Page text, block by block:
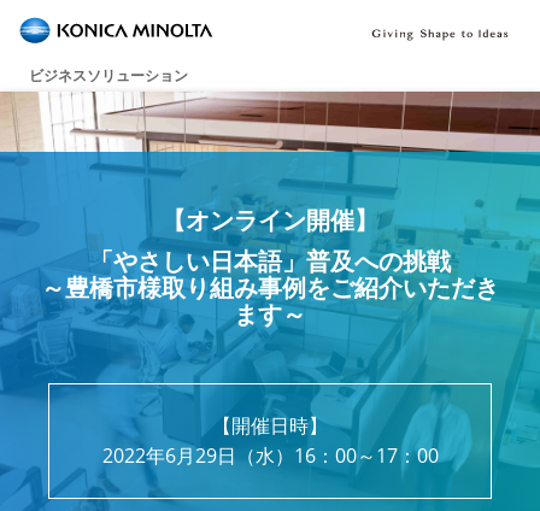
ビジネスソリューション
【オンライン開催】
「やさしい日本語」普及への挑戦
～豊橋市様取り組み事例をご紹介いただき
ます～
【開催日時】
2022年6月29日（水）16：00～17：00